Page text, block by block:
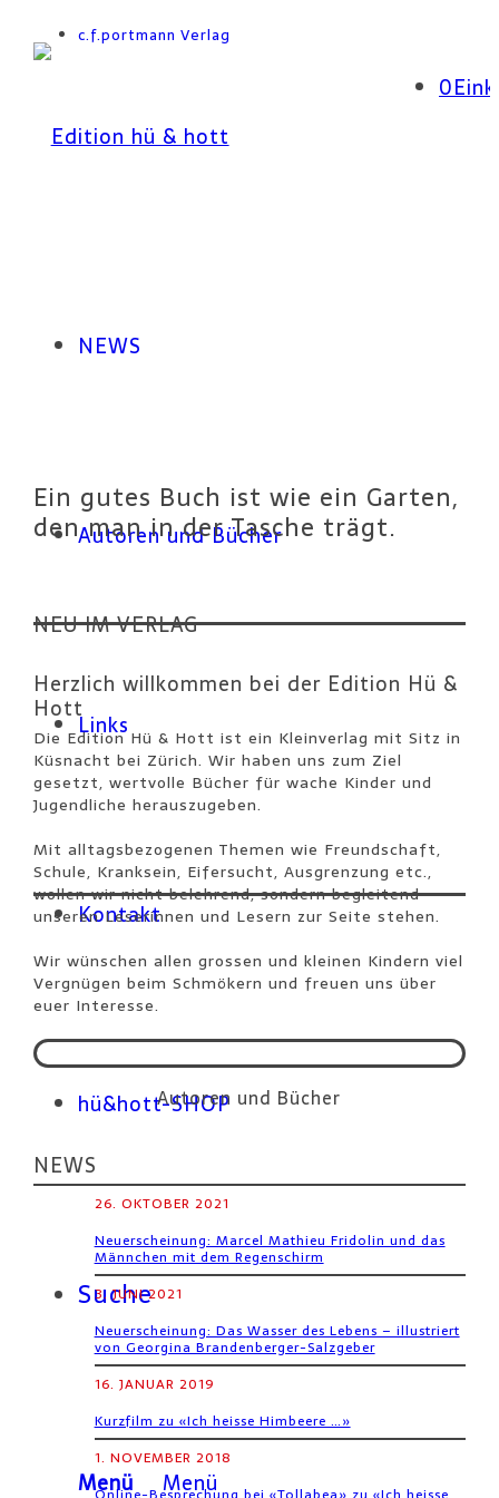
c.f.portmann Verlag
0
NEWS
Autoren und Bücher
Links
Kontakt
hü&hott-SHOP
Suche
Menü Menü
Ein gutes Buch ist wie ein Garten,
den man in der Tasche trägt.
NEU IM VERLAG
Herzlich willkommen bei der Edition Hü &
Hott
Die Edition Hü & Hott ist ein Kleinverlag mit Sitz in
Küsnacht bei Zürich. Wir haben uns zum Ziel
gesetzt, wertvolle Bücher für wache Kinder und
Jugendliche herauszugeben.
Mit alltagsbezogenen Themen wie Freundschaft,
Schule, Kranksein, Eifersucht, Ausgrenzung etc.,
wollen wir nicht belehrend, sondern begleitend
unseren Leserinnen und Lesern zur Seite stehen.
Wir wünschen allen grossen und kleinen Kindern viel
Vergnügen beim Schmökern und freuen uns über
euer Interesse.
Autoren und Bücher
NEWS
26. OKTOBER 2021
Neuerscheinung: Marcel Mathieu Fridolin und das
Männchen mit dem Regenschirm
3. JUNI 2021
Neuerscheinung: Das Wasser des Lebens – illustriert
von Georgina Brandenberger-Salzgeber
16. JANUAR 2019
Kurzfilm zu «Ich heisse Himbeere …»
1. NOVEMBER 2018